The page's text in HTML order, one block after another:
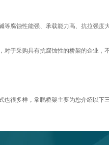
等腐蚀性能强、承载能力高、抗拉强
对于采购具有抗腐蚀性的桥架的企业
很多样，常鹏桥架主要为您介绍以下